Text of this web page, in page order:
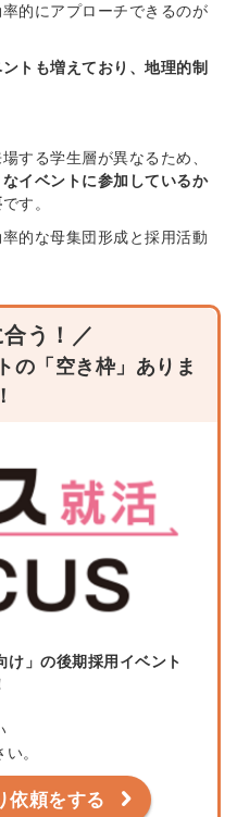
的にアプローチできるのが
トも増えており、地理的制
する学生層が異なるため、
イベントに参加しているか
です。
的な母集団形成と採用活動
う！／
の「空き枠」ありま
」の後期採用イベント
。
依頼をする